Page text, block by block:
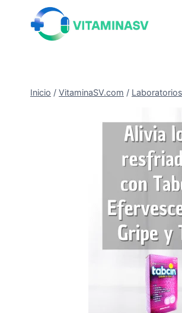
contenido
Inicio / VitaminaSV.com /